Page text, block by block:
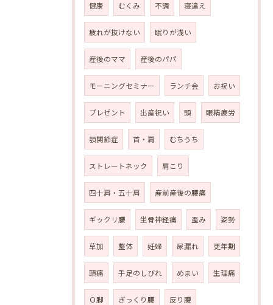
健康 むくみ 不調 寝違え
疲れが抜けない 眠りが浅い
産後のママ 産後のパパ
モーニングセミナー ランチ会 お祝い
プレゼント 出産祝い 頭 眼精疲労
顎関節症 首・肩 むちうち
ストレートネック 肩こり
四十肩・五十肩 産前産後の腰痛
ギックリ腰 坐骨神経痛 歪み 姿勢
草加 整体 妊婦 尿漏れ 更年期
頭痛 手足のしびれ めまい 生理痛
Ｏ脚 ぎっくり腰 反り腰